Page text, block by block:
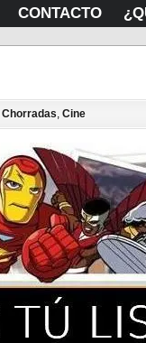
CONTACTO
Chorradas, Cine